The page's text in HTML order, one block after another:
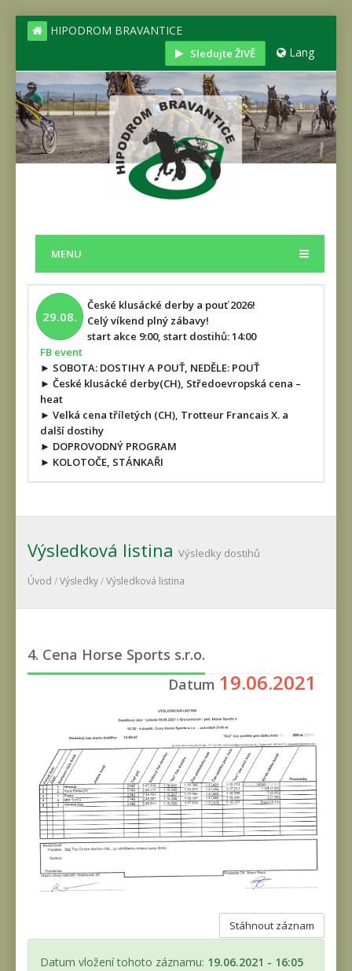
HIPODROM BRAVANTICE
Sledujte ŽIVĚ Lang
MENU
29.08.
České klusácké derby a pouť 2026!
Celý víkend plný zábavy!
start akce 9:00, start dostihů: 14:00
FB event
► SOBOTA: DOSTIHY A POUŤ, NEDĚLE: POUŤ
► České klusácké derby(CH), Středoevropská cena –
heat
► Velká cena tříletých (CH), Trotteur Francais X. a
další dostihy
► DOPROVODNÝ PROGRAM
► KOLOTOČE, STÁNKAŘI
Výsledková listina Výsledky dostihů
Úvod /Výsledky/Výsledková listina
4. Cena Horse Sports s.r.o.
Datum 19.06.2021
Stáhnout záznam
Datum vložení tohoto záznamu: 19.06.2021 - 16:05